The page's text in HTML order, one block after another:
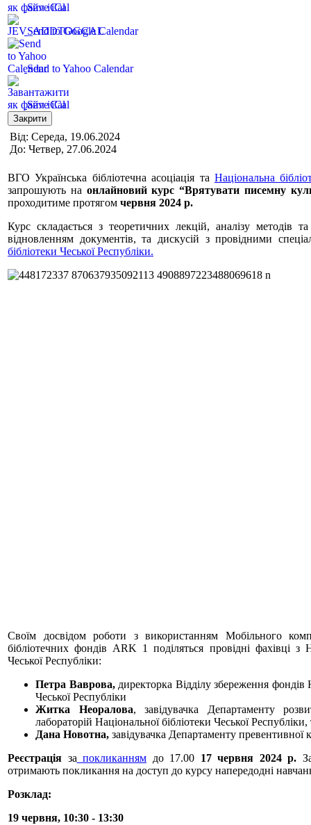
Save iCal
Send to Google Calendar
Send to Yahoo Calendar
Save iCal
Закрити
Від: Середа, 19.06.2024
До: Четвер, 27.06.2024
ВГО Українська бібліотечна асоціація та Національна
запрошують на онлайновий курс “Врятувати писемну
проходитиме протягом червня 2024 р.
Курс складається з теоретичних лекцій, аналізу методів
відновленням документів, та дискусій з провідними
бібліотеки Чеської Республіки.
Своїм досвідом роботи з використанням Мобільного
бібліотечних фондів ARK 1 поділяться провідні фахівці з
Чеської Республіки:
Петра Ваврова,директорка Відділу збереження фондів
Чеської Республіки
Житка Неоралова, завідувачка Департаменту
лабораторій Національної бібліотеки Чеської Республіки,
Дана Новотна, завідувачка Департаменту превентивної
Реєстрація за покликанням до 17.00 17 червня 2024 р.
отримають покликання на доступ до курсу напередодні
Розклад:
19 червня, 10:30 - 13:30